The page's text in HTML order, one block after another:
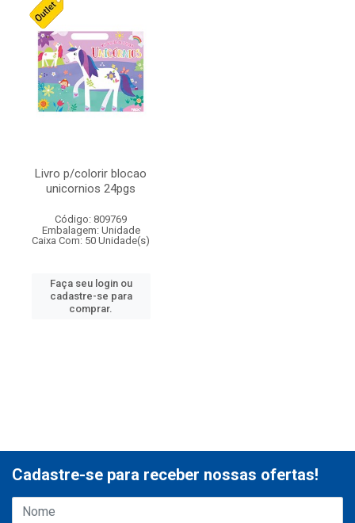
Livro p/colorir blocao
unicornios 24pgs
Código: 809769
Embalagem: Unidade
Caixa Com: 50 Unidade(s)
Faça seu login ou
cadastre-se para
comprar.
Cadastre-se para receber nossas ofertas!